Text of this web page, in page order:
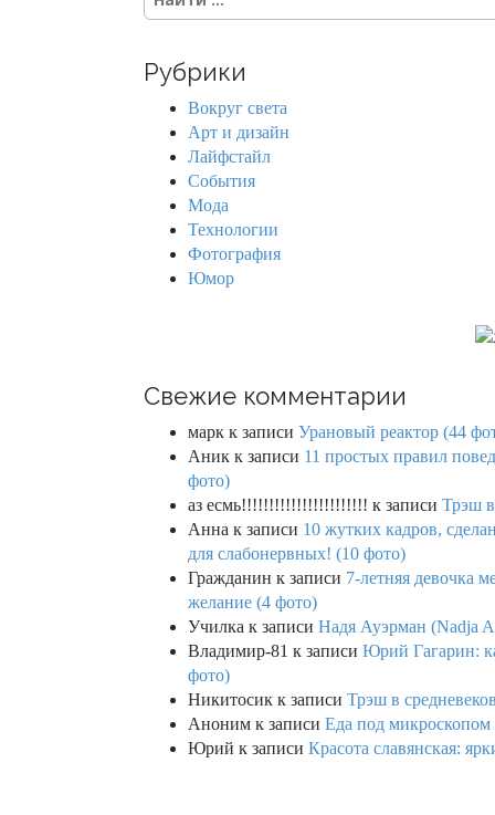
c
Рубрики
Вокруг света
Арт и дизайн
Лайфстайл
События
Мода
Технологии
Фотография
Юмор
Свежие комментарии
марк к записи Урановый реактор (44
Аник к записи 11 простых правил
фото)
аз есмь!!!!!!!!!!!!!!!!!!!!!!! к записи Трэш в
Анна к записи 10 жутких кадров,
для слабонервных! (10 фото)
Гражданин к записи 7-летняя девочка
желание (4 фото)
Училка к записи Надя Ауэрман (Nadja
Владимир-81 к записи Юрий Гагарин:
фото)
Никитосик к записи Трэш в
Аноним к записи Еда под микроскопом
Юрий к записи Красота славянская: